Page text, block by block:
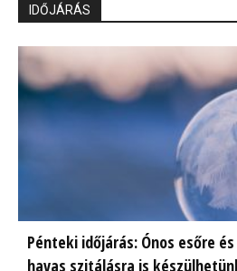
IDŐJÁRÁS
Pénteki időjárás: Ónos esőre
havas szitálásra is